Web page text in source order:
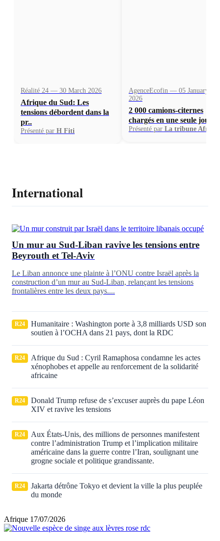
Réalité 24 — 30 March 2026
Afrique du Sud: Les
tensions débordent dans la
pr..
Présenté par H Fiti
AgenceEcofin — 05 January
2026
2 000 camions-citernes
chargés en une seule
Présenté par La tribune
International
Un mur au Sud-Liban ravive les tensions entre
Beyrouth et Tel-Aviv
Le Liban annonce une plainte à l’ONU contre Israël après la
construction d’un mur au Sud-Liban, relançant les tensions
frontalières entre les deux pays....
R24
Humanitaire : Washington porte à 3,8 milliards USD son
soutien à l’OCHA dans 21 pays, dont la RDC
R24
Afrique du Sud : Cyril Ramaphosa condamne les actes
xénophobes et appelle au renforcement de la solidarité
africaine
R24
Donald Trump refuse de s’excuser auprès du pape Léon
XIV et ravive les tensions
R24
Aux États‑Unis, des millions de personnes manifestent
contre l’administration Trump et l’implication militaire
américaine dans la guerre contre l’Iran, soulignant une
grogne sociale et politique grandissante.
R24
Jakarta détrône Tokyo et devient la ville la plus peuplée
du monde
Afrique 17/07/2026